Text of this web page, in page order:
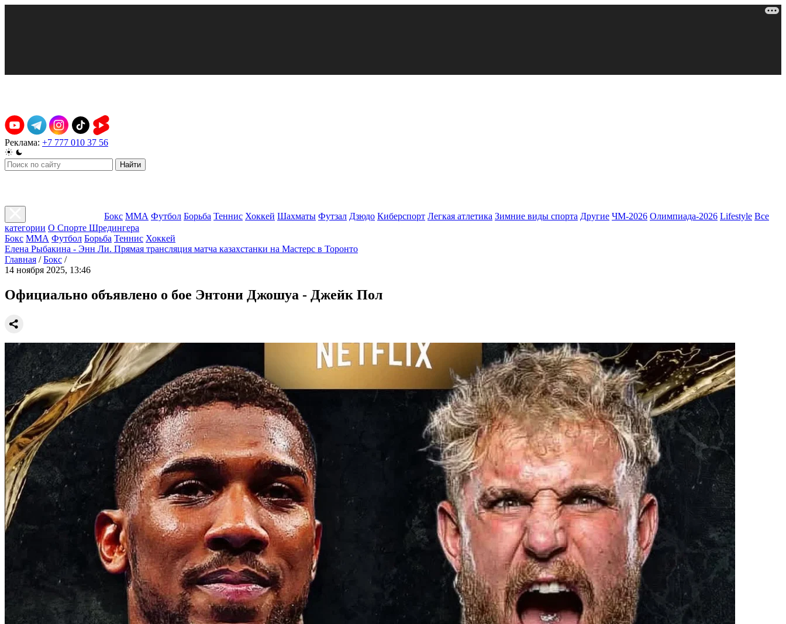
Реклама: +7 777 010 37 56
Найти
Бокс ММА Футбол Борьба Теннис Хоккей Шахматы Футзал Дзюдо Киберспорт Легкая атлетика Зимние виды спорта Другие ЧМ-2026 Олимпиада-2026 Lifestyle Все
категории О Спорте Шредингера
Бокс ММА Футбол Борьба Теннис Хоккей
Елена Рыбакина - Энн Ли. Прямая трансляция матча казахстанки на Мастерс в Торонто
Главная / Бокс /
14 ноября 2025, 13:46
Официально объявлено о бое Энтони Джошуа - Джейк Пол